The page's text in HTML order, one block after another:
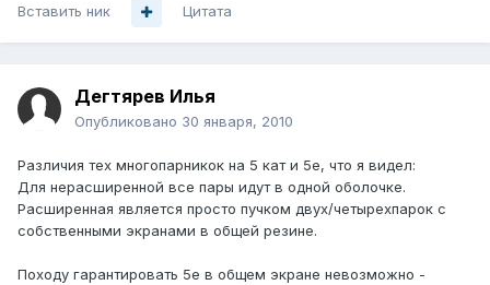
Вставить ник Цитата
Дегтярев Илья
Опубликовано 30 января, 2010
Различия тех многопарникок на 5 кат и 5е, что я видел:
Для нерасширенной все пары идут в одной оболочке.
Расширенная является просто пучком двух/четырехпарок с
собственными экранами в общей резине.
Походу гарантировать 5е в общем экране невозможно -